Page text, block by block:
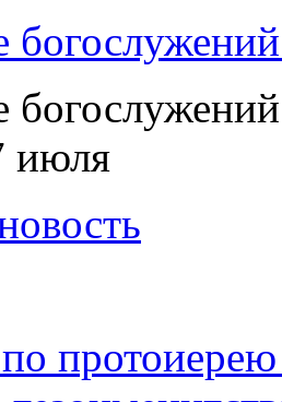
июля